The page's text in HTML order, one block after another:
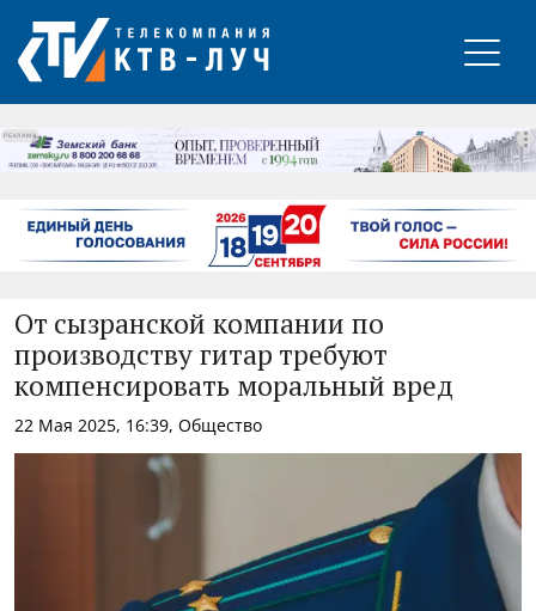
РЕКЛАМА
От сызранской компании по
производству гитар требуют
компенсировать моральный вред
22 Мая 2025, 16:39, Общество